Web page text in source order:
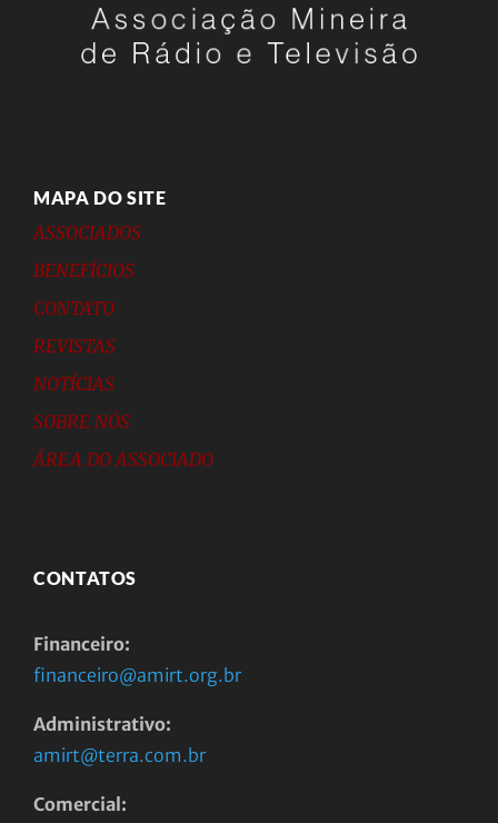
MAPA DO SITE
ASSOCIADOS
BENEFÍCIOS
CONTATO
REVISTAS
NOTÍCIAS
SOBRE NÓS
ÁREA DO ASSOCIADO
CONTATOS
Financeiro:
financeiro@amirt.org.br
Administrativo:
amirt@terra.com.br
Comercial: